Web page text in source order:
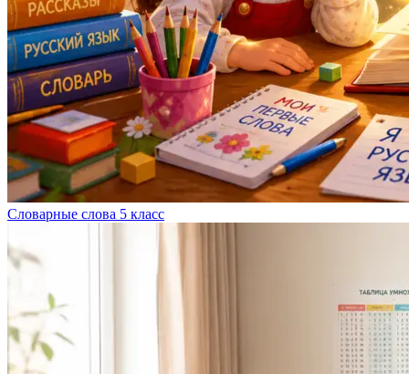
Словарные слова 5 класс